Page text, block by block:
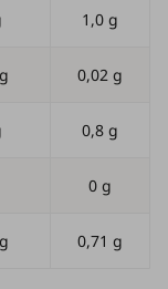
1,0 g
0,02 g
0,8 g
0 g
0,71 g